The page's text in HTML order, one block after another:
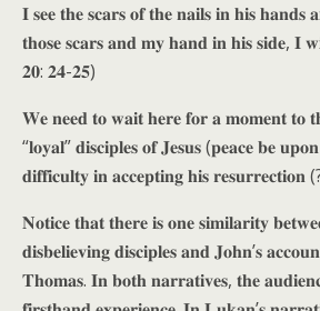
𝐈 𝐬𝐞𝐞 𝐭𝐡𝐞 𝐬𝐜𝐚𝐫𝐬 𝐨𝐟 𝐭𝐡𝐞 𝐧𝐚𝐢𝐥𝐬 𝐢𝐧 𝐡𝐢𝐬
𝐭𝐡𝐨𝐬𝐞 𝐬𝐜𝐚𝐫𝐬 𝐚𝐧𝐝 𝐦𝐲 𝐡𝐚𝐧𝐝 𝐢𝐧 𝐡𝐢𝐬 𝐬𝐢𝐝𝐞, 𝐈
𝟐𝟎: 𝟐𝟒-𝟐𝟓)
𝐖𝐞 𝐧𝐞𝐞𝐝 𝐭𝐨 𝐰𝐚𝐢𝐭 𝐡𝐞𝐫𝐞 𝐟𝐨𝐫 𝐚 𝐦𝐨𝐦𝐞𝐧𝐭 𝐭𝐨
“𝐥𝐨𝐲𝐚𝐥” 𝐝𝐢𝐬𝐜𝐢𝐩𝐥𝐞𝐬 𝐨𝐟 𝐉𝐞𝐬𝐮𝐬 (𝐩𝐞𝐚𝐜𝐞 𝐛𝐞
𝐝𝐢𝐟𝐟𝐢𝐜𝐮𝐥𝐭𝐲 𝐢𝐧 𝐚𝐜𝐜𝐞𝐩𝐭𝐢𝐧𝐠 𝐡𝐢𝐬 𝐫𝐞𝐬𝐮𝐫𝐫𝐞𝐜𝐭𝐢𝐨𝐧
𝐍𝐨𝐭𝐢𝐜𝐞 𝐭𝐡𝐚𝐭 𝐭𝐡𝐞𝐫𝐞 𝐢𝐬 𝐨𝐧𝐞 𝐬𝐢𝐦𝐢𝐥𝐚𝐫𝐢𝐭𝐲
𝐝𝐢𝐬𝐛𝐞𝐥𝐢𝐞𝐯𝐢𝐧𝐠 𝐝𝐢𝐬𝐜𝐢𝐩𝐥𝐞𝐬 𝐚𝐧𝐝 𝐉𝐨𝐡𝐧’𝐬
𝐓𝐡𝐨𝐦𝐚𝐬. 𝐈𝐧 𝐛𝐨𝐭𝐡 𝐧𝐚𝐫𝐫𝐚𝐭𝐢𝐯𝐞𝐬, 𝐭𝐡𝐞